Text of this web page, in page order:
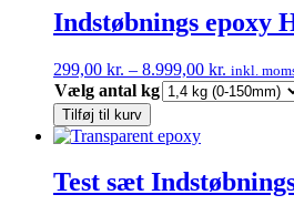
Indstøbnings epoxy
299,00 kr. – 8.999,00 kr.
299,00
til
inkl.
Vælg antal kg
Tilføj til kurv
Test sæt